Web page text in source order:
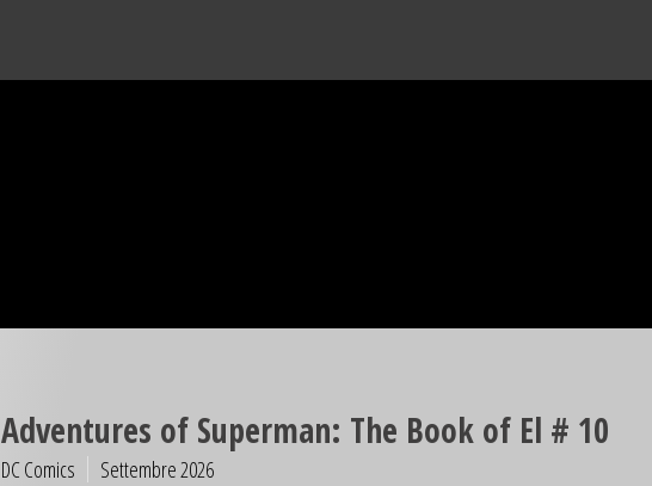
Adventures of Superman: The Book of El # 10
DC Comics Settembre 2026